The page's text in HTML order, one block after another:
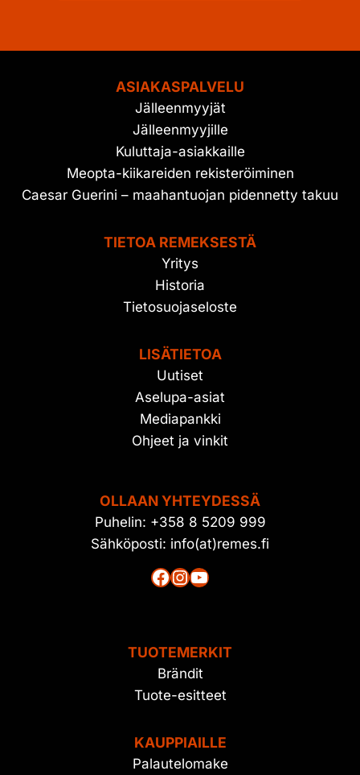
ASIAKASPALVELU
Jälleenmyyjät
Jälleenmyyjille
Kuluttaja-asiakkaille
Meopta-kiikareiden rekisteröiminen
Caesar Guerini – maahantuojan pidennetty takuu
TIETOA REMEKSESTÄ
Yritys
Historia
Tietosuojaseloste
LISÄTIETOA
Uutiset
Aselupa-asiat
Mediapankki
Ohjeet ja vinkit
OLLAAN YHTEYDESSÄ
Puhelin: +358 8 5209 999
Sähköposti: info(at)remes.fi
Facebook
Instagram
YouTube
TUOTEMERKIT
Brändit
Tuote-esitteet
KAUPPIAILLE
Palautelomake